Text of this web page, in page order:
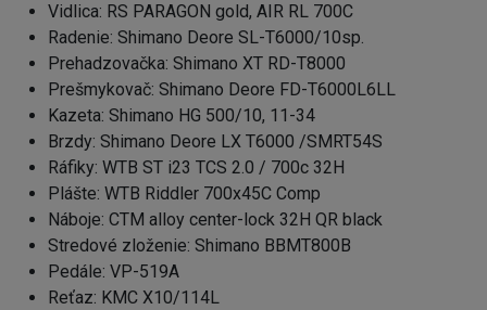
Vidlica: RS PARAGON gold, AIR RL 700C
Radenie: Shimano Deore SL-T6000/10sp.
Prehadzovačka: Shimano XT RD-T8000
Prešmykovač: Shimano Deore FD-T6000L6LL
Kazeta: Shimano HG 500/10, 11-34
Brzdy: Shimano Deore LX T6000 /SMRT54S
Ráfiky: WTB ST i23 TCS 2.0 / 700c 32H
Plášte: WTB Riddler 700x45C Comp
Náboje: CTM alloy center-lock 32H QR black
Stredové zloženie: Shimano BBMT800B
Pedále: VP-519A
Reťaz: KMC X10/114L